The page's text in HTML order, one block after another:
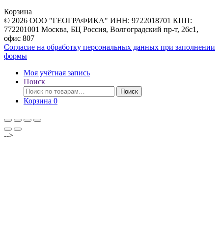
Корзина
© 2026 ООО "ГЕОГРАФИКА" ИНН: 9722018701 КПП:
772201001 Москва, БЦ Россия, Волгоградский пр-т, 26с1,
офис 807
Согласие на обработку персональных данных при заполнении
формы
Моя учётная запись
Поиск
Искать:
Поиск
Корзина 0
-->